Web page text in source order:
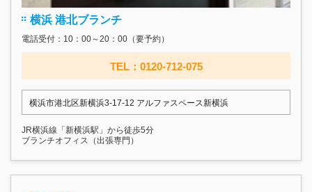
横浜 港北ブランチ
電話受付：10：00～20：00（要予約）
TEL：0120-712-075
横浜市港北区新横浜3-17‐12 アルファスペース新横浜
JR横浜線「新横浜駅」から徒歩5分
ブランチオフィス（出張専門）